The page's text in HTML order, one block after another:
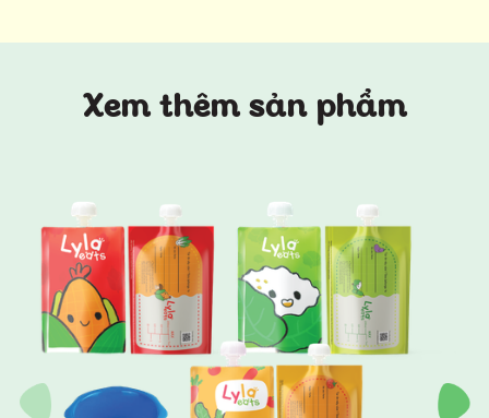
Xem thêm sản phẩm